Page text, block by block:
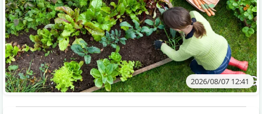
2026/08/07 12:41